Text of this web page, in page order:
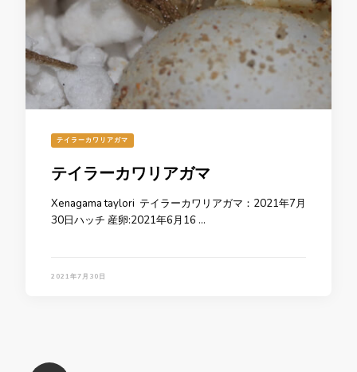
テイラーカワリアガマ
テイラーカワリアガマ
Xenagama taylori テイラーカワリアガマ：2021年7月
30日ハッチ 産卵:2021年6月16 …
2021年7月30日